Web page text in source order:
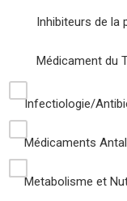
Inhibiteurs de la
Médicament du
Infectiologie/
Médicaments
Metabolisme et